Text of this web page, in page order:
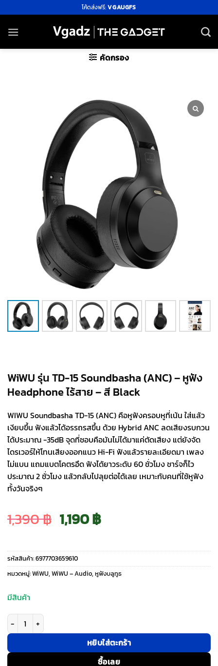
ไป
ยัง
โค้ดส่งฟรี:VGAUGFS
คัดกรอง
WiWU รุ่น TD-15 Soundbasha (ANC) – หูฟัง
Headphone ไร้สาย – สี Black
WIWU Soundbasha TD-15 (ANC) คือหูฟังครอบหูที่เน้น ใส่แล้ว
เงียบขึ้น ฟังแล้วได้อรรถรสขึ้น ด้วย Hybrid ANC ลดเสียงรบกวน
ได้ประมาณ -35dB จุดที่ชอบคือมันไม่ได้มาแค่ตัดเสียง แต่ยังจัด
ไดรเวอร์ให้โทนเสียงออกแนว Hi-Fi ฟังแล้วรายละเอียดมา เพลง
ไม่แบน แถมแบตโคตรอึด ฟังได้ยาวระดับ 60 ชั่วโมง ชาร์จก็ไว
ประมาณ 2 ชั่วโมง แล้วกลับไปลุยต่อได้เลย เหมาะกับคนที่ใช้หูฟัง
ทั้งวันจริงๆ
1,390฿ Original
price
was:
1,190฿Current
price
is:
รหัสสินค้า:6977703659610
หมวดหมู่:WiWU, WiWU – Audio, หูฟังบลูทูธ
มีสินค้า
จำนวน WiWU รุ่น TD-15 Soundbasha (ANC) - หูฟัง Headphone ไร้สาย -
หยิบใส่ตะกร้า
ซื้อเลย